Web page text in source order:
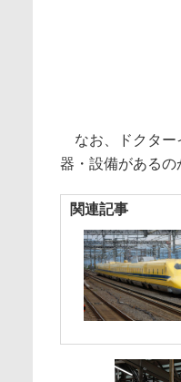
なお、ドクター
器・設備があるの
関連記事